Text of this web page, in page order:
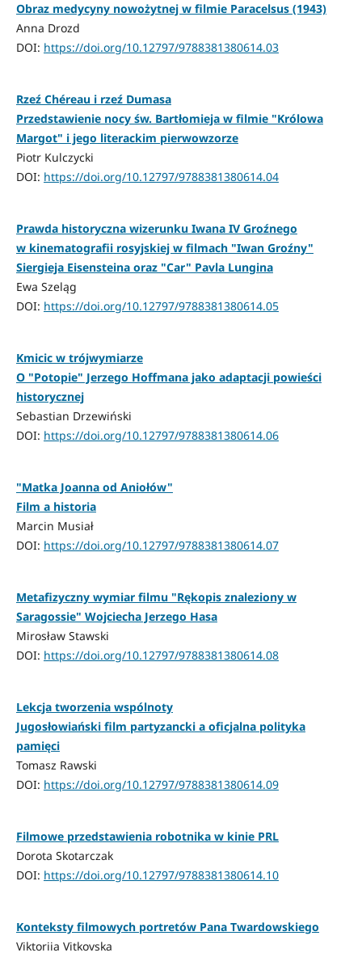
Obraz medycyny nowożytnej w filmie Paracelsus (1943)
Anna Drozd
DOI: https://doi.org/10.12797/9788381380614.03
Rzeź Chéreau i rzeź Dumasa
Przedstawienie nocy św. Bartłomieja w filmie "Królowa
Margot" i jego literackim pierwowzorze
Piotr Kulczycki
DOI: https://doi.org/10.12797/9788381380614.04
Prawda historyczna wizerunku Iwana IV Groźnego
w kinematografii rosyjskiej w filmach "Iwan Groźny"
Siergieja Eisensteina oraz "Car" Pavla Lungina
Ewa Szeląg
DOI: https://doi.org/10.12797/9788381380614.05
Kmicic w trójwymiarze
O "Potopie" Jerzego Hoffmana jako adaptacji powieści
historycznej
Sebastian Drzewiński
DOI: https://doi.org/10.12797/9788381380614.06
"Matka Joanna od Aniołów"
Film a historia
Marcin Musiał
DOI: https://doi.org/10.12797/9788381380614.07
Metafizyczny wymiar filmu "Rękopis znaleziony w
Saragossie" Wojciecha Jerzego Hasa
Mirosław Stawski
DOI: https://doi.org/10.12797/9788381380614.08
Lekcja tworzenia wspólnoty
Jugosłowiański film partyzancki a oficjalna polityka
pamięci
Tomasz Rawski
DOI: https://doi.org/10.12797/9788381380614.09
Filmowe przedstawienia robotnika w kinie PRL
Dorota Skotarczak
DOI: https://doi.org/10.12797/9788381380614.10
Konteksty filmowych portretów Pana Twardowskiego
Viktoriia Vitkovska